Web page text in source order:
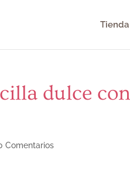
Tienda
dulce
Comentarios